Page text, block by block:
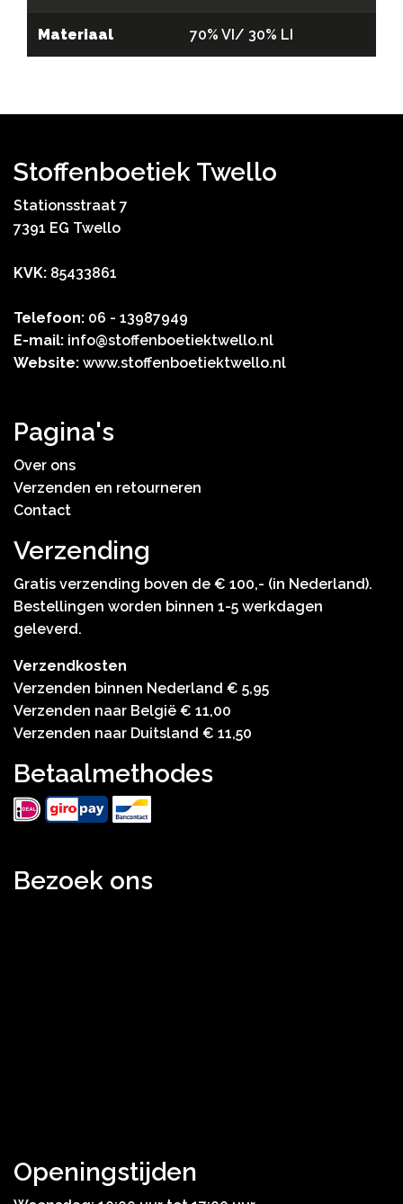
Materiaal 70% VI/ 30% LI
Stoffenboetiek Twello
Stationsstraat 7
7391 EG Twello
KVK: 85433861
Telefoon: 06 - 13987949
E-mail: info@stoffenboetiektwello.nl
Website: www.stoffenboetiektwello.nl
Pagina's
Over ons
Verzenden en retourneren
Contact
Verzending
Gratis verzending boven de € 100,- (in Nederland).
Bestellingen worden binnen 1-5 werkdagen
geleverd.
Verzendkosten
Verzenden binnen Nederland € 5,95
Verzenden naar België € 11,00
Verzenden naar Duitsland € 11,50
Betaalmethodes
Bezoek ons
Openingstijden